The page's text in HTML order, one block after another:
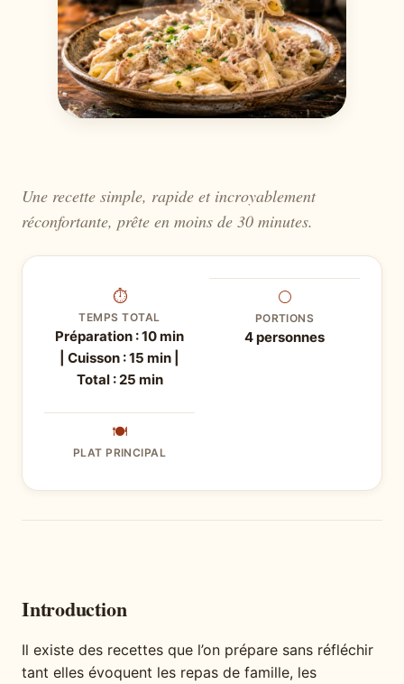
Une recette simple, rapide et incroyablement
réconfortante, prête en moins de 30 minutes.
⏱
TEMPS TOTAL
Préparation : 10 min
| Cuisson : 15 min |
Total : 25 min
⚪
PORTIONS
4 personnes
🍽
PLAT PRINCIPAL
Introduction
Il existe des recettes que l’on prépare sans réfléchir
tant elles évoquent les repas de famille, les